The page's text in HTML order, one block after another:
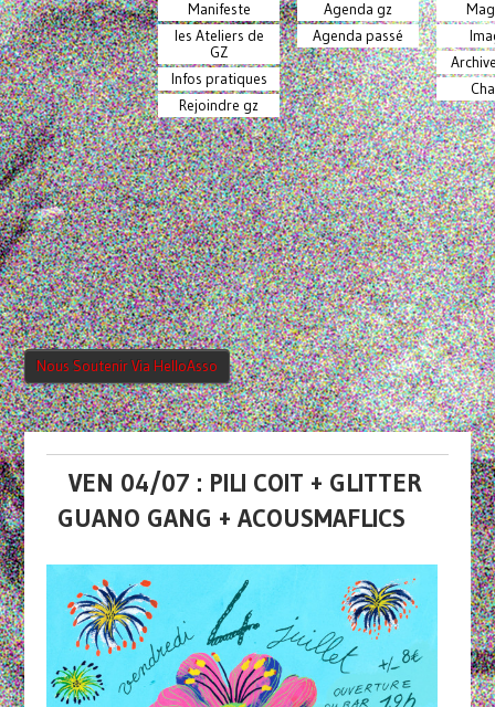
Manifeste
les Ateliers de
GZ
Infos pratiques
Rejoindre gz
Agenda gz
Agenda passé
Nous Soutenir Via HelloAsso
VEN 04/07 : PILI COIT + GLITTER
GUANO GANG + ACOUSMAFLICS